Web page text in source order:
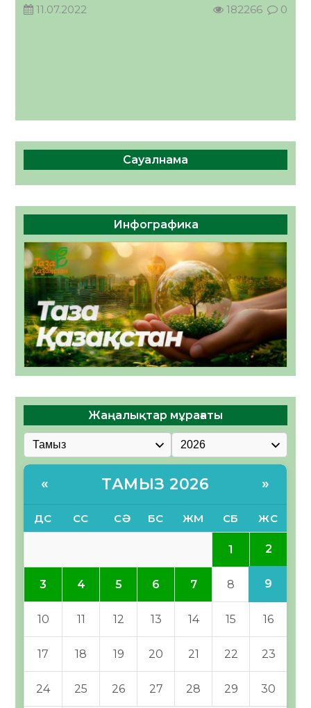
11.07.2022
182266 0
Сауалнама
Инфографика
Жаңалықтар мұрағаты
« ТАМЫЗ 2026 »
ДС СС СӘ БС ЖМ СБ ЖС
1 2
3 4 5 6 7 8 9
10 11 12 13 14 15 16
17 18 19 20 21 22 23
24 25 26 27 28 29 30